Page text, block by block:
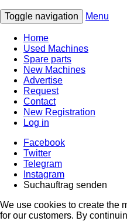
Toggle navigation Menu
Home
Used Machines
Spare parts
New Machines
Advertise
Request
Contact
New Registration
Log in
Facebook
Twitter
Telegram
Instagram
Suchauftrag senden
We use cookies to create the
for our customers. By